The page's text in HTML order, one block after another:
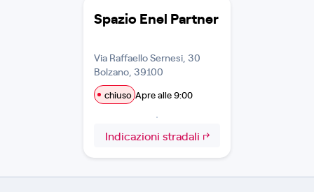
Spazio Enel Partner
Via Raffaello Sernesi, 30
Bolzano, 39100
chiuso Apre alle 9:00
Indicazioni stradali